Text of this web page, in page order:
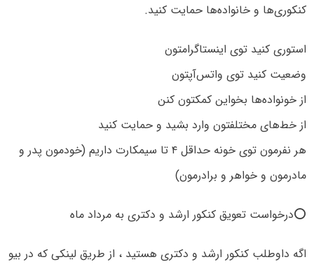
کنکوری‌ها و خانواده‌ها حمایت کنید.
استوری کنید توی اینستاگرامتون
وضعیت کنید توی واتس‌آپتون
از خونواده‌ها بخواین کمکتون کنن
از خط‌های مختلفتون وارد بشید و حمایت کنید
هر نفرمون توی خونه حداقل ۴ تا سیمکارت داریم (خودمون پدر و
مادرمون و خواهر و برادرمون)
⭕درخواست تعویق کنکور ارشد و دکتری به مرداد ماه
اگه داوطلب کنکور ارشد و دکتری هستید ، از طریق لینکی که در بیو